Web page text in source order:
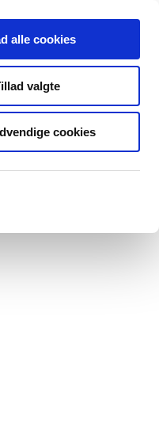
alle cookies
valgte
cookies